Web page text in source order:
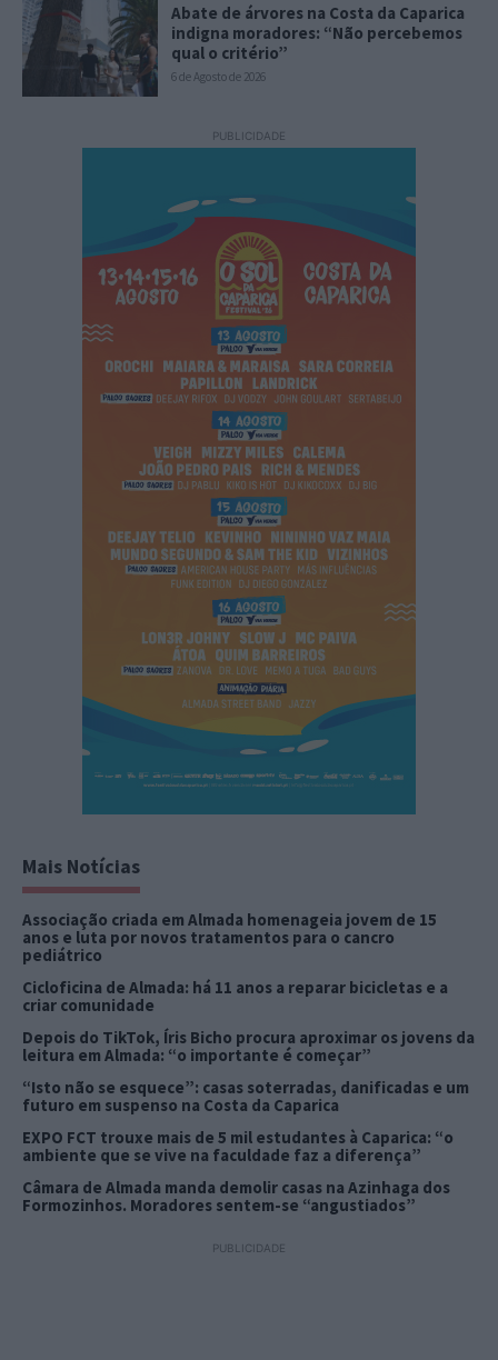
Abate de árvores na Costa da Caparica
indigna moradores: “Não percebemos
qual o critério”
6 de Agosto de 2026
PUBLICIDADE
Mais Notícias
Associação criada em Almada homenageia jovem de 15
anos e luta por novos tratamentos para o cancro
pediátrico
Cicloficina de Almada: há 11 anos a reparar bicicletas e a
criar comunidade
Depois do TikTok, Íris Bicho procura aproximar os jovens da
leitura em Almada: “o importante é começar”
“Isto não se esquece”: casas soterradas, danificadas e um
futuro em suspenso na Costa da Caparica
EXPO FCT trouxe mais de 5 mil estudantes à Caparica: “o
ambiente que se vive na faculdade faz a diferença”
Câmara de Almada manda demolir casas na Azinhaga dos
Formozinhos. Moradores sentem-se “angustiados”
PUBLICIDADE